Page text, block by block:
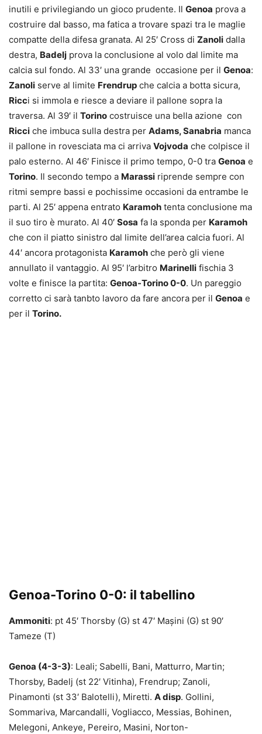
inutili e privilegiando un gioco prudente. Il Genoa prova a
costruire dal basso, ma fatica a trovare spazi tra le maglie
compatte della difesa granata. Al 25′ Cross di Zanoli dalla
destra, Badelj prova la conclusione al volo dal limite ma
calcia sul fondo. Al 33′ una grande occasione per il Genoa:
Zanoli serve al limite Frendrup che calcia a botta sicura,
Ricci si immola e riesce a deviare il pallone sopra la
traversa. Al 39′ il Torino costruisce una bella azione con
Ricci che imbuca sulla destra per Adams, Sanabria manca
il pallone in rovesciata ma ci arriva Vojvoda che colpisce il
palo esterno. Al 46′ Finisce il primo tempo, 0-0 tra Genoa e
Torino. Il secondo tempo a Marassi riprende sempre con
ritmi sempre bassi e pochissime occasioni da entrambe le
parti. Al 25′ appena entrato Karamoh tenta conclusione ma
il suo tiro è murato. Al 40′ Sosa fa la sponda per Karamoh
che con il piatto sinistro dal limite dell’area calcia fuori. Al
44′ ancora protagonista Karamoh che però gli viene
annullato il vantaggio. Al 95′ l’arbitro Marinelli fischia 3
volte e finisce la partita: Genoa-Torino 0-0. Un pareggio
corretto ci sarà tanbto lavoro da fare ancora per il Genoa e
per il Torino.
Genoa-Torino 0-0: il tabellino
Ammoniti: pt 45′ Thorsby (G) st 47′ Mașini (G) st 90′
Tameze (T)
Genoa (4-3-3): Leali; Sabelli, Bani, Matturro, Martin;
Thorsby, Badelj (st 22′ Vitinha), Frendrup; Zanoli,
Pinamonti (st 33′ Balotelli), Miretti. A disp. Gollini,
Sommariva, Marcandalli, Vogliacco, Messias, Bohinen,
Melegoni, Ankeye, Pereiro, Masini, Norton-